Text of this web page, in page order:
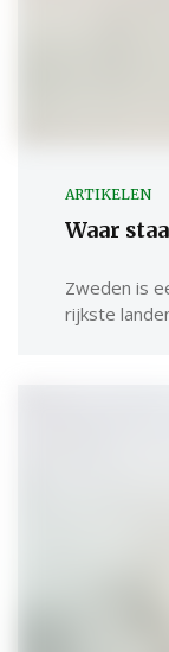
ARTIKELEN
Waar
Zweden is
rijkste